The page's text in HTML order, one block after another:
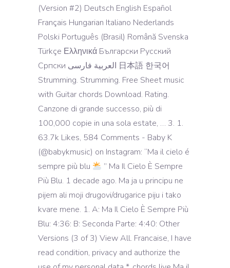
(Version #2) Deutsch English Español
Français Hungarian Italiano Nederlands
Polski Português (Brasil) Română Svenska
Türkçe Ελληνικά Български Русский
Српски العربية فارسی 日本語 한국어
Strumming. Strumming. Free Sheet music
with Guitar chords Download. Rating.
Canzone di grande successo, più di
100,000 copie in una sola estate, … 3. 1.
63.7k Likes, 584 Comments - Baby K
(@babykmusic) on Instagram: “Ma il cielo é
sempre più blu
” Ma Il Cielo È Sempre
Più Blu. 1 decade ago. Ma ja u principu ne
pijem ali moji drugovi/drugarice piju i tako
kvare mene. 1. A: Ma Il Cielo È Sempre Più
Blu: 4:36: B: Seconda Parte: 4:40: Other
Versions (3 of 3) View All. Francaise, I have
read condition, privacy and authorize the